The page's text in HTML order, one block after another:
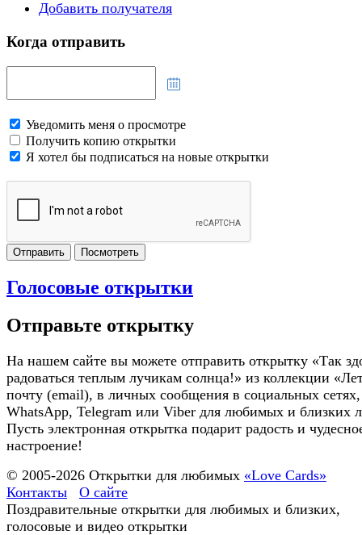
Добавить получателя
Когда отправить
Уведомить меня о просмотре
Получить копию открытки
Я хотел бы подписаться на новые открытки
Отправить Посмотреть
Голосовые открытки
Отправьте открытку
На нашем сайте вы можете отправить открытку «Так
радоваться теплым лучикам солнца!» из коллекции
почту (email), в личных сообщения в социальных
WhatsApp, Telegram или Viber для любимых и близких
Пусть электронная открытка подарит радость и
настроение!
© 2005-2026 Открытки для любимых «Love Cards»
Контакты
О сайте
Поздравительные открытки для любимых и близких,
голосовые и видео открытки